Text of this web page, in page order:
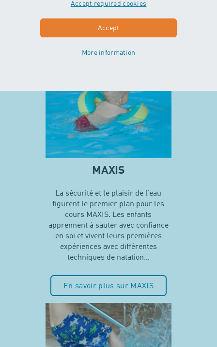
Accept required cookies
Accept
More information
flottent dans l’eau avec ou sans
MAXIS
La sécurité et le plaisir de l’eau
figurent le premier plan pour les
cours MAXIS. Les enfants
apprennent à sauter avec confiance
en soi et vivent leurs premières
expériences avec différentes
techniques de natation…
En savoir plus sur MAXIS